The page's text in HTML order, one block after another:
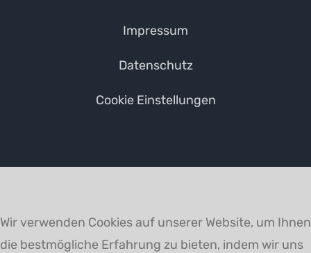
Impressum
Datenschutz
Cookie Einstellungen
Wir verwenden Cookies auf unserer Website, um Ihnen
die bestmögliche Erfahrung zu bieten, indem wir uns